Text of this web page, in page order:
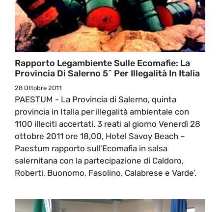
Rapporto Legambiente Sulle Ecomafie: La
Provincia Di Salerno 5^ Per Illegalità In Italia
28 Ottobre 2011
PAESTUM - La Provincia di Salerno, quinta
provincia in Italia per illegalità ambientale con
1100 illeciti accertati, 3 reati al giorno Venerdì 28
ottobre 2011 ore 18,00, Hotel Savoy Beach –
Paestum rapporto sull'Ecomafia in salsa
salernitana con la partecipazione di Caldoro,
Roberti, Buonomo, Fasolino, Calabrese e Varde’.